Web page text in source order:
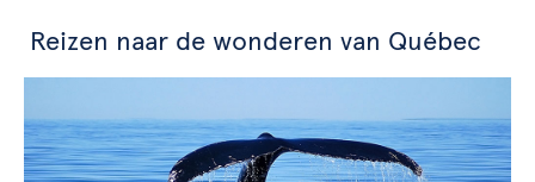
Reizen naar de wonderen van Québec